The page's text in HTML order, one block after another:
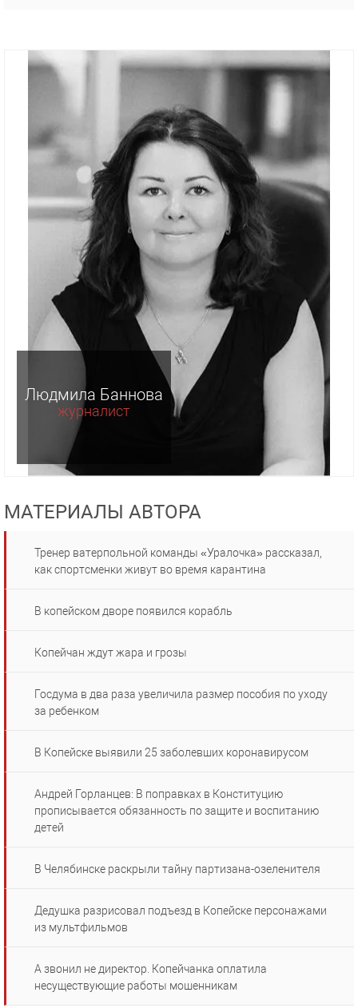
Людмила Баннова
журналист
МАТЕРИАЛЫ АВТОРА
Тренер ватерпольной команды «Уралочка» рассказал,
как спортсменки живут во время карантина
В копейском дворе появился корабль
Копейчан ждут жара и грозы
Госдума в два раза увеличила размер пособия по уходу
за ребенком
В Копейске выявили 25 заболевших коронавирусом
Андрей Горланцев: В поправках в Конституцию
прописывается обязанность по защите и воспитанию
детей
В Челябинске раскрыли тайну партизана-озеленителя
Дедушка разрисовал подъезд в Копейске персонажами
из мультфильмов
А звонил не директор. Копейчанка оплатила
несуществующие работы мошенникам